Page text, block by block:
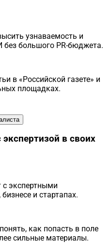
узнаваемость и
большого PR-бюджета.
в «Российской газете» и
площадках.
экспертизой в своих
с экспертными
и стартапах.
как попасть в поле
сильные материалы.